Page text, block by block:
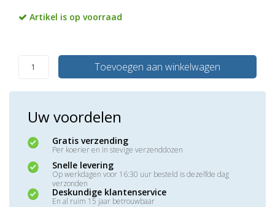
Artikel is op voorraad
Toevoegen aan winkelwagen
Uw voordelen
Gratis verzending
Per koerier en in stevige verzenddozen
Snelle levering
Op werkdagen voor 16:30 uur besteld is dezelfde dag
verzonden
Deskundige klantenservice
En al ruim 15 jaar betrouwbaar